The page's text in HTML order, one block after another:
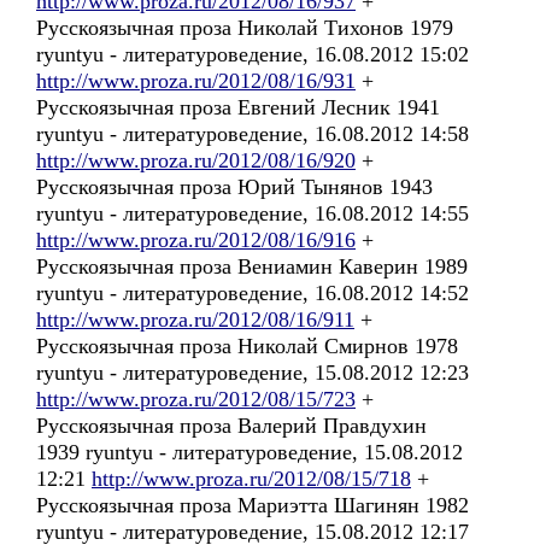
Русскоязычная проза Николай Тихонов 1979
ryuntyu - литературоведение, 16.08.2012 15:02
http://www.proza.ru/2012/08/16/931 +
Русскоязычная проза Евгений Лесник 1941
ryuntyu - литературоведение, 16.08.2012 14:58
http://www.proza.ru/2012/08/16/920 +
Русскоязычная проза Юрий Тынянов 1943
ryuntyu - литературоведение, 16.08.2012 14:55
http://www.proza.ru/2012/08/16/916 +
Русскоязычная проза Вениамин Каверин 1989
ryuntyu - литературоведение, 16.08.2012 14:52
http://www.proza.ru/2012/08/16/911 +
Русскоязычная проза Николай Смирнов 1978
ryuntyu - литературоведение, 15.08.2012 12:23
http://www.proza.ru/2012/08/15/723 +
Русскоязычная проза Валерий Правдухин
1939 ryuntyu - литературоведение, 15.08.2012
12:21 http://www.proza.ru/2012/08/15/718 +
Русскоязычная проза Мариэтта Шагинян 1982
ryuntyu - литературоведение, 15.08.2012 12:17